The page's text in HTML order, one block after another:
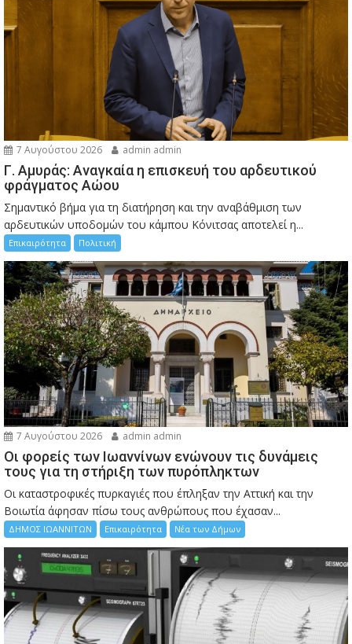
7 Αυγούστου 2026 admin admin
Γ. Αμυράς: Αναγκαία η επισκευή του αρδευτικού
φράγματος Αώου
Σημαντικό βήμα για τη διατήρηση και την αναβάθμιση των
αρδευτικών υποδομών του κάμπου Κόνιτσας αποτελεί η...
Επικαιρότητα Πολιτική
7 Αυγούστου 2026 admin admin
Οι φορείς των Ιωαννίνων ενώνουν τις δυνάμεις
τους για τη στήριξη των πυρόπληκτων
Οι καταστροφικές πυρκαγιές που έπληξαν την Αττική και την
Bοιωτία άφησαν πίσω τους ανθρώπους που έχασαν...
ΔΗΜΟΣ ΙΩΑΝΝΙΤΩΝ Επικαιρότητα Νέα των Δήμων